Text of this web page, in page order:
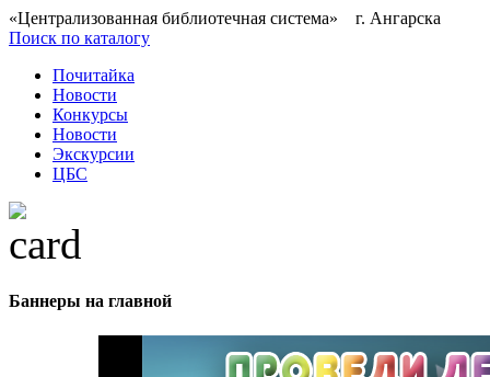
«Централизованная библиотечная система» г. Ангарска
Поиск по каталогу
Почитайка
Новости
Конкурсы
Новости
Экскурсии
ЦБС
Баннеры на главной